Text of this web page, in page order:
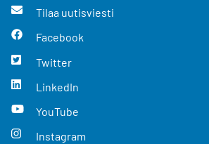
Tilaa uutisviesti
Facebook
Twitter
LinkedIn
YouTube
Instagram